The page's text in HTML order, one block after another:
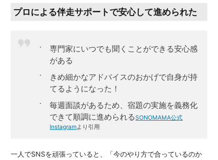
プロによる伴走サポートで安心して進められた
専門家にいつでも聞くことができる安心感
がある
きめ細かなアドバイスのおかげで自身が持
てるようになった！
毎週面談があるため、宿題の実施を義務化
できて順調に進められるSONOMAMA公式
Instagramより引用
一人でSNSを頑張っていると、「今のやり方で合っているのか